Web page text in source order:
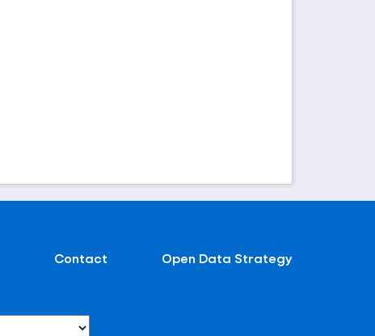
Contact Open Data Strategy